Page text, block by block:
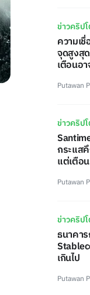
ข่าวคริป
ความเ
จุดสูงสุ
เตือนอ
Putawan
ข่าวคริป
กระแส
แต่เตือ
Putawan
ข่าวคริป
ธนาคา
เกินไป
Putawan